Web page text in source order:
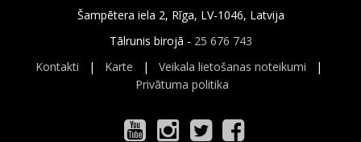
Šampētera iela 2, Rīga, LV-1046, Latvija
Tālrunis birojā - 25 676 743
Kontakti | Karte | Veikala lietošanas noteikumi |
Privātuma politika